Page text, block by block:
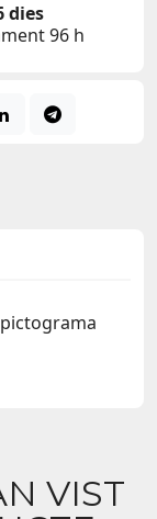
dies
96 h
VIST